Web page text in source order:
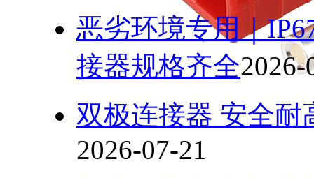
恶劣环境专用｜
接器规格齐全2026-
双极连接器 安全
2026-07-21